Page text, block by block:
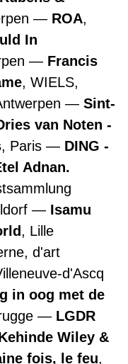
ROA,
In
Francis
, WIELS,
Sint-
van Noten -
, Paris
DING -
Adnan.
Isamu
, Lille
d'art
d'Ascq
in oog met de
LGDR
Wiley &
fois, le feu,